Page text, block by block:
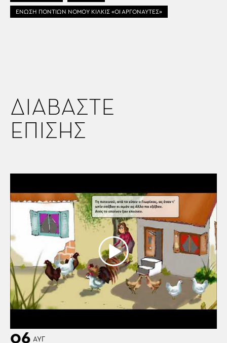
ΕΝΩΣΗ ΠΟΝΤΙΩΝ ΝΟΜΟΥ ΚΙΛΚΙΣ «ΟΙ ΑΡΓΟΝΑΥΤΕΣ»
ΔΙΑΒΑΣΤΕ
ΕΠΙΣΗΣ
06 ΑΥΓ